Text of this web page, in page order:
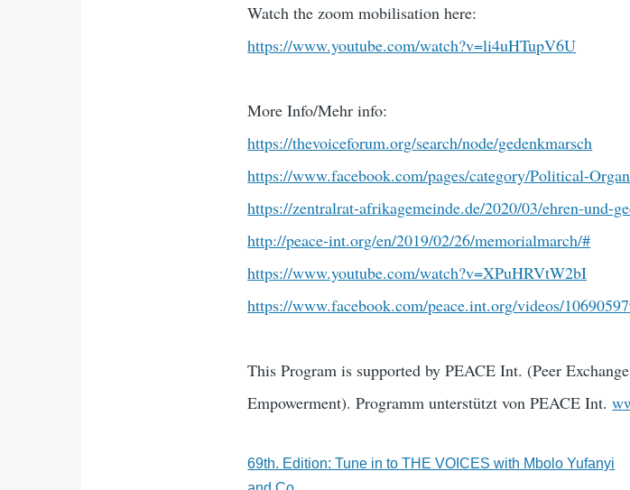
Watch the zoom mobilisation here:
https://www.youtube.com/watch?v=li4uHTupV6U
More Info/Mehr info:
https://thevoiceforum.org/search/node/gedenkmarsch
https://www.facebook.com/pages/category/Political-
https://zentralrat-afrikagemeinde.de/2020/03/ehren-und-
http://peace-int.org/en/2019/02/26/memorialmarch/#
https://www.youtube.com/watch?v=XPuHRVtW2bI
https://www.facebook.com/peace.int.org/videos/
This Program is supported by PEACE Int. (Peer
Empowerment). Programm unterstützt von PEACE Int.
69th. Edition: Tune in to THE VOICES with Mbolo Yufanyi